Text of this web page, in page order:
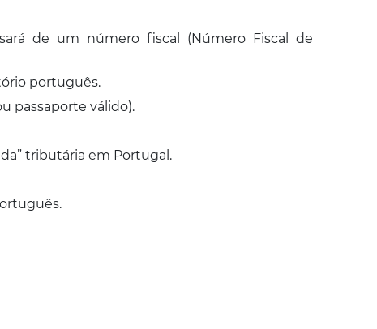
de um número fiscal (Número Fiscal de
português.
passaporte válido).
tributária em Portugal.